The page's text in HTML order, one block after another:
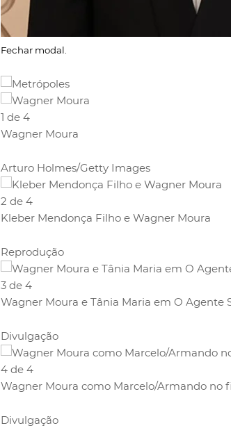
Fechar modal.
1 de 4
Wagner Moura
Arturo Holmes/Getty Images
2 de 4
Kleber Mendonça Filho e Wagner Moura
Reprodução
3 de 4
Wagner Moura e Tânia Maria em O Agente
Divulgação
4 de 4
Wagner Moura como Marcelo/Armando no
Divulgação